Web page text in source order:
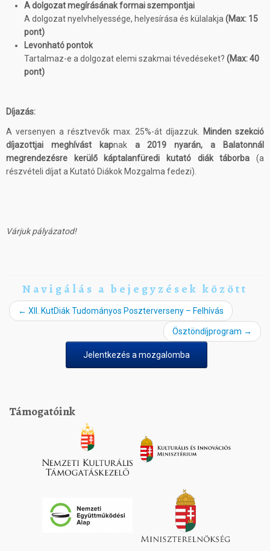
A dolgozat megírásának formai szempontjai
A dolgozat nyelvhelyessége, helyesírása és külalakja (Max: 15
pont)
Levonható pontok
Tartalmaz-e a dolgozat elemi szakmai tévedéseket? (Max: 40
pont)
Díjazás:
A versenyen a résztvevők max. 25%-át díjazzuk.
Minden szekció
díjazottjai meghívást kapnak a 2019 nyarán, a Balatonnál
megrendezésre kerülő káptalanfüredi kutató diák táborba (a
részvételi díjat a Kutató Diákok Mozgalma fedezi).
Várjuk pályázatod!
Navigálás a bejegyzések között
← XII. KutDiák Tudományos Poszterverseny – Felhívás
Ösztöndíjprogram →
Jelentkezés a mozgalomba
Támogatóink